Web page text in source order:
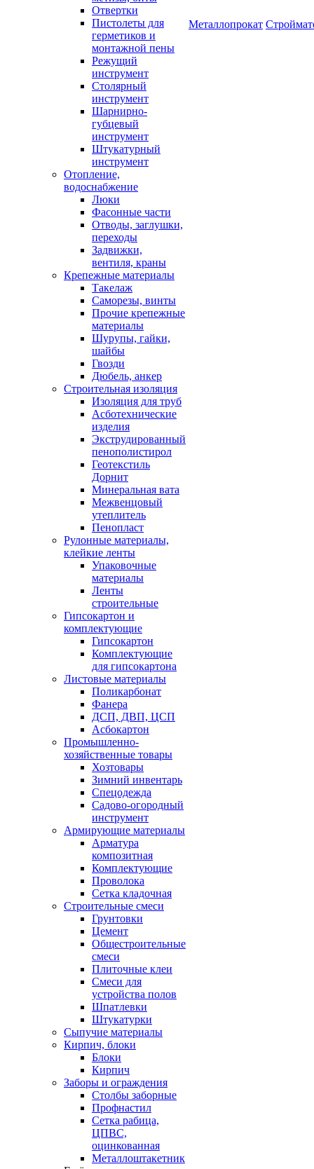
Отвертки
Пистолеты для
герметиков и
монтажной пены
Режущий
инструмент
Столярный
инструмент
Шарнирно-
губцевый
инструмент
Штукатурный
инструмент
Отопление,
водоснабжение
Люки
Фасонные части
Отводы, заглушки,
переходы
Задвижки,
вентиля, краны
Крепежные материалы
Такелаж
Саморезы, винты
Прочие крепежные
материалы
Шурупы, гайки,
шайбы
Гвозди
Дюбель, анкер
Строительная изоляция
Изоляция для труб
Асботехнические
изделия
Экструдированный
пенополистирол
Геотекстиль
Дорнит
Минеральная вата
Межвенцовый
утеплитель
Пенопласт
Рулонные материалы,
клейкие ленты
Упаковочные
материалы
Ленты
строительные
Гипсокартон и
комплектующие
Гипсокартон
Комплектующие
для гипсокартона
Листовые материалы
Поликарбонат
Фанера
ДСП, ДВП, ЦСП
Асбокартон
Промышленно-
хозяйственные товары
Хозтовары
Зимний инвентарь
Спецодежда
Садово-огородный
инструмент
Армирующие материалы
Арматура
композитная
Комплектующие
Проволока
Сетка кладочная
Строительные смеси
Грунтовки
Цемент
Общестроительные
смеси
Плиточные клеи
Смеси для
устройства полов
Шпатлевки
Штукатурки
Сыпучие материалы
Кирпич, блоки
Блоки
Кирпич
Заборы и ограждения
Столбы заборные
Профнастил
Сетка рабица,
ЦПВС,
оцинкованная
Металлоштакетник
Металлопрокат